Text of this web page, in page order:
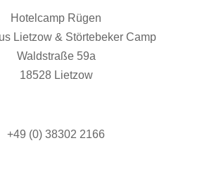
Hotelcamp Rügen
Lietzow & Störtebeker Camp
Waldstraße 59a
18528 Lietzow
+49 (0) 38302 2166